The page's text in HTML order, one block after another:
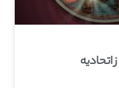
اتحادیه